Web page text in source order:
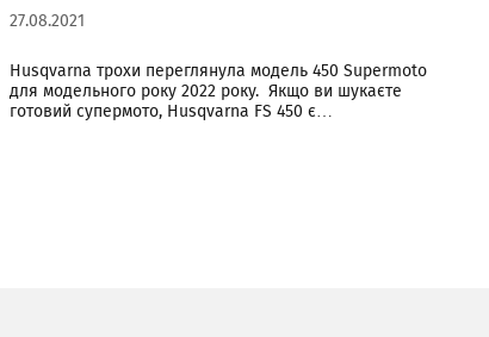
27.08.2021
Husqvarna трохи переглянула модель 450 Supermoto
для модельного року 2022 року. Якщо ви шукаєте
готовий супермото, Husqvarna FS 450 є…